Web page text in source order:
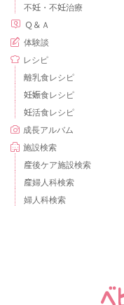
不妊・不妊治療
Ｑ＆Ａ
体験談
レシピ
離乳食レシピ
妊娠食レシピ
妊活食レシピ
成長アルバム
施設検索
産後ケア施設検索
産婦人科検索
婦人科検索